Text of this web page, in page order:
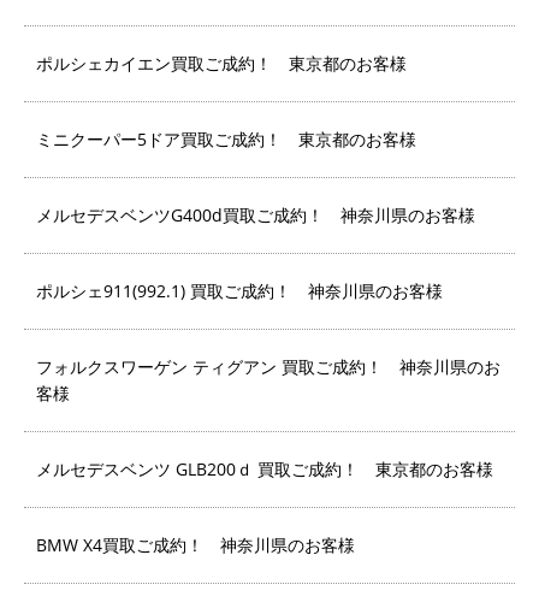
ポルシェカイエン買取ご成約！ 東京都のお客様
ミニクーパー5ドア買取ご成約！ 東京都のお客様
メルセデスベンツG400d買取ご成約！ 神奈川県のお客様
ポルシェ911(992.1) 買取ご成約！ 神奈川県のお客様
フォルクスワーゲン ティグアン 買取ご成約！ 神奈川県のお
客様
メルセデスベンツ GLB200ｄ 買取ご成約！ 東京都のお客様
BMW X4買取ご成約！ 神奈川県のお客様